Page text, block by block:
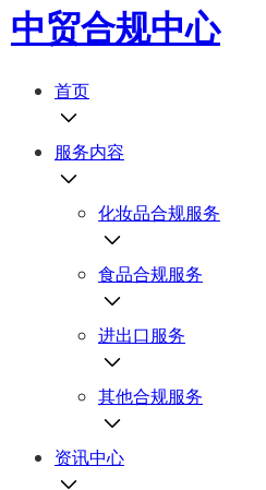
中贸合规中心
首页
服务内容
化妆品合规服务
食品合规服务
进出口服务
其他合规服务
资讯中心